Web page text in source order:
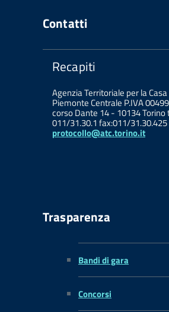
Contatti
Recapiti
Agenzia Territoriale per la
Piemonte Centrale P.IVA
corso Dante 14 - 10134 Torino
011/31.30.1 fax:011/31.30.425
protocollo@atc.torino.it
Trasparenza
Bandi di gara
Concorsi